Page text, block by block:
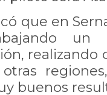
que en
realizando
buenos